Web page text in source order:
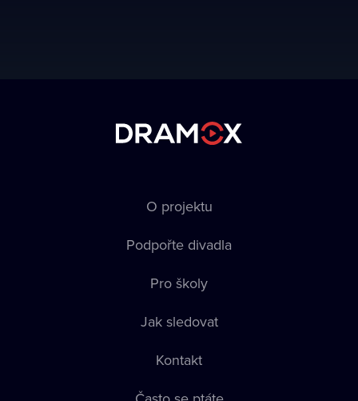
O projektu
Podpořte divadla
Pro školy
Jak sledovat
Kontakt